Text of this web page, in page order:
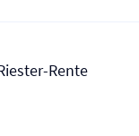
Rente